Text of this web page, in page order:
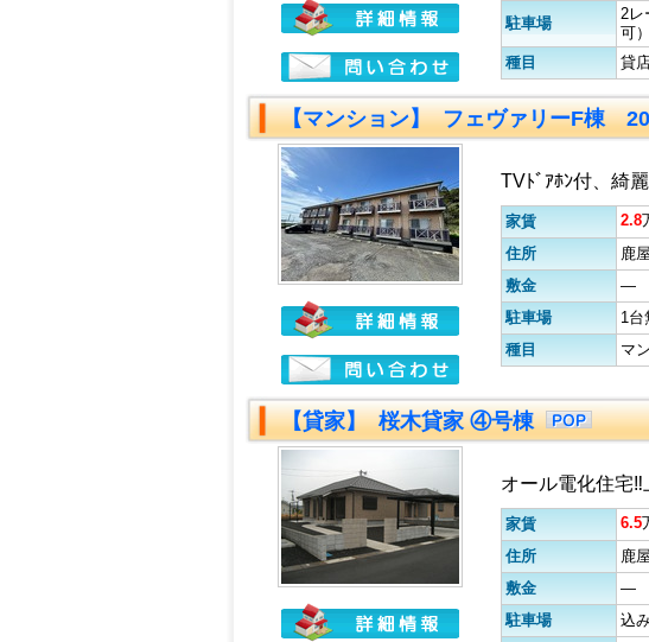
駐車場
2レ
可）
種目 貸
【マンション】 フェヴァリーF棟
TVﾄﾞｱﾎﾝ付、綺
家賃 2.8
住所
鹿
敷金
―
駐車場
1台
種目
マ
【貸家】 桜木貸家 ④号棟
オール電化住宅
家賃 6.5
住所
鹿
敷金
―
駐車場
込